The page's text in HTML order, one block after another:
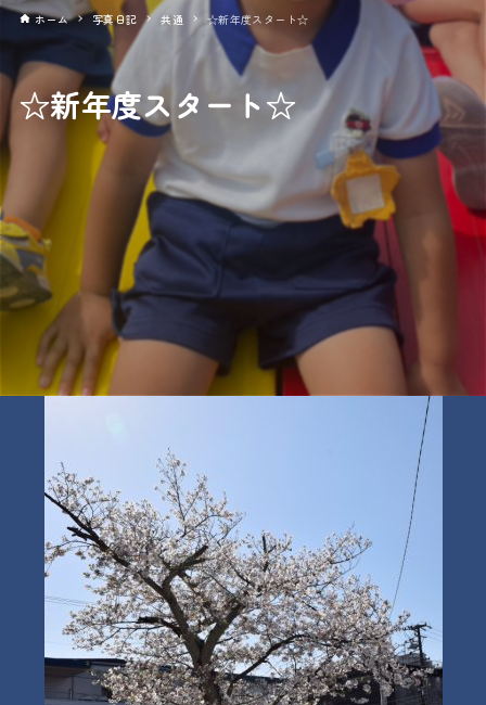
ホーム 写真日記 共通 ☆新年度スタート☆
☆新年度スタート☆
2022年04月08日
春休みが終わり、新年度（令和4年度）が始まりました。
在園生は新しいクラス、先生となり、新しいクラス帽子を被
り、友だちと一緒に元気一杯にあそんでいます。